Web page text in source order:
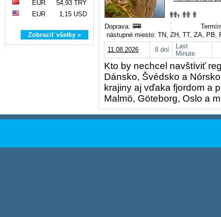
EUR
54,93 TRY
EUR
1,15 USD
Zobraziť všetky »
Doprava:
nástupné miesto: TN, ZH, TT, ZA,
11.08.2026
8 dní
Last
Minute
Kto by nechcel navštíviť
Dánsko, Švédsko a
krajiny aj vďaka fjordom a
Malmö, Göteborg, Oslo a